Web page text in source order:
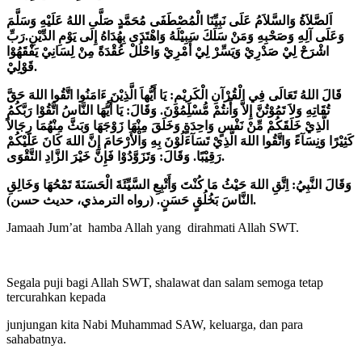
اَلصَّلاَةُ وَالسَّلاَمُ عَلَى نَبِيِّنَا الْمُصْطَفَى مُحَمَّدٍ صَلَّى اللهُ عَلَيْهِ وَسَلَّمَ
وَعَلَى آلِهِ وَصَحْبِهِ وَمَنْ سَلَكَ سَبِيْلَهُ وَاهْتَدَى بِهُدَاهُ إِلَى يَوْمِ الدِّيْنِ.رَبِّ
اشْرَحْ لِيْ صَدْرِيْ وَيَسِّرْ لِيْ أَمْرِيْ وَاحْلُلْ عُقْدَةً مِنْ لِسَانِيْ يَفْقَهُوْا
قَوْلِيْ.
قَالَ اللهُ تَعَالَى فِي الْقُرْآنِ الْكَرِيْمِ: يَا أَيُّهاَ الَّذِيْنَ ءَامَنُوا اتَّقُوا اللهَ حَقَّ
تُقَاتِهِ وَلاَ تَمُوْتُنَّ إِلاَّ وَأَنتُمْ مُّسْلِمُوْنَ. وَقَالَ: يَا أَيُّهَا النَّاسُ اتَّقُوْا رَبَّكُمُ
الَّذِيْ خَلَقَكُمْ مِّنْ نَفْسٍ وَاحِدَةٍ وَخَلَقَ مِنْهَا زَوْجَهَا وَبَثَّ مِنْهُمَا رِجَالاً
كَثِيْرًا وَنِسَآءً وَاتَّقُوا اللهَ الَّذِيْ تَسَآءَلُوْنَ بِهِ وَاْلأَرْحَامَ إِنَّ اللهَ كَانَ عَلَيْكُمْ
رَقِيْبًا. وَقَالَ: وَتَزَوَّدُوْا فَإِنَّ خَيْرَ الزَّادِ التَّقْوَى.
وَقَالَ النَّبِيُ: اِتَّقِ اللهَ حَيْثُ مَا كُنْتَ وَأَتْبِعِ السَّيِّئَةَ الْحَسَنَةَ تَمْحُهَا وَخَالِقِ
النَّاسَ بَخُلُقٍ حَسَنٍ. (رواه الترمذي، حديث حسن).
Jamaah Jum’at hamba Allah yang dirahmati Allah SWT.
Segala puji bagi Allah SWT, shalawat dan salam semoga tetap
tercurahkan kepada
junjungan kita Nabi Muhammad SAW, keluarga, dan para
sahabatnya.